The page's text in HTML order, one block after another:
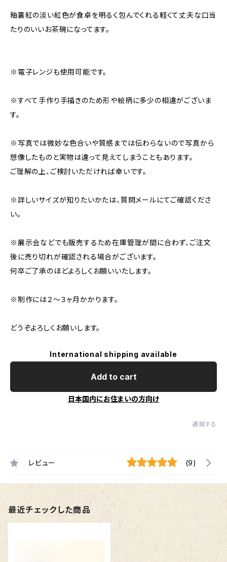
釉裏紅の淡い紅色が食卓を明るく包んでくれる軽くて丈夫な口当
たりのいいお茶碗になってます。
※電子レンジも使用可能です。
※すべて手作り手描きのため形や絵柄に多少の相違がございま
す。
※写真では微妙な色合いや質感までは伝わらないので写真から
想像したものと実物は違って見えてしまうこともあります。
ご理解の上、ご検討いただければ幸いです。
※詳しいサイズが知りたいかたは、質問メールにてご確認くださ
い。
※展示会などでも販売するため在庫管理が間に合わず、ご注文
後に売り切れが確認される場合がございます。
何卒ご了承のほどよろしくお願いいたします。
※制作には２〜３ヶ月かかります。
どうぞよろしくお願いします。
International shipping available
Add to cart
日本国内にお住まいの方向け
通報する
レビュー (9)
最近チェックした商品